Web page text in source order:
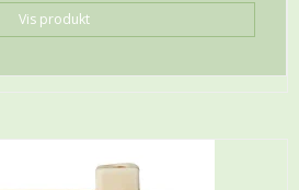
Vis produkt